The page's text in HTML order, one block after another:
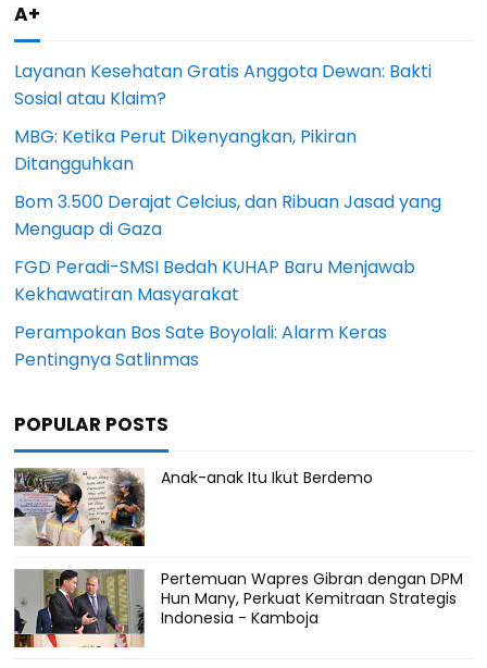
A+
Layanan Kesehatan Gratis Anggota Dewan: Bakti
Sosial atau Klaim?
MBG: Ketika Perut Dikenyangkan, Pikiran
Ditangguhkan
Bom 3.500 Derajat Celcius, dan Ribuan Jasad yang
Menguap di Gaza
FGD Peradi-SMSI Bedah KUHAP Baru Menjawab
Kekhawatiran Masyarakat
Perampokan Bos Sate Boyolali: Alarm Keras
Pentingnya Satlinmas
POPULAR POSTS
Anak-anak Itu Ikut Berdemo
Pertemuan Wapres Gibran dengan DPM
Hun Many, Perkuat Kemitraan Strategis
Indonesia - Kamboja